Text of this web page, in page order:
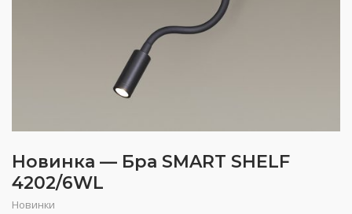
Новинка — Бра SMART SHELF
4202/6WL
Новинки